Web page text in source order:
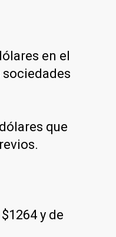
en el
sociedades
que
y de